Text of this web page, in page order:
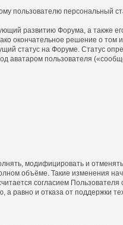
пользователю персональный
развитию Форума, а также
окончательное решение о том
статус на Форуме. Статус
аватаром пользователя
модифицировать и
объёме. Такие изменения
согласием Пользователя
равно и отказа от поддержки